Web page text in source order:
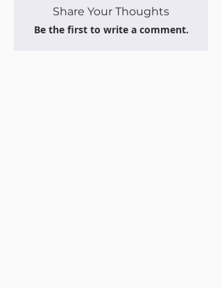
Share Your Thoughts
Be the first to write a comment.